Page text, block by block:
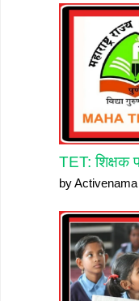
TET: शिक्षक
by Activenama